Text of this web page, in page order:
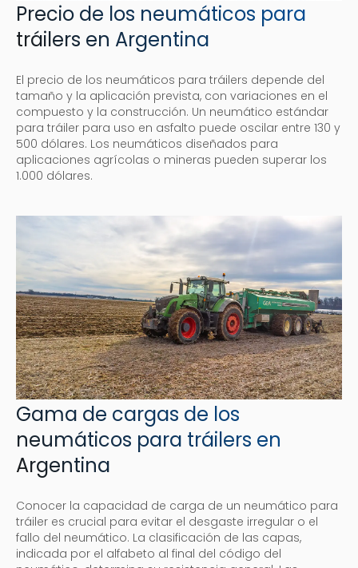
Precio de los neumáticos para
tráilers en Argentina
El precio de los neumáticos para tráilers depende del
tamaño y la aplicación prevista, con variaciones en el
compuesto y la construcción. Un neumático estándar
para tráiler para uso en asfalto puede oscilar entre 130 y
500 dólares. Los neumáticos diseñados para
aplicaciones agrícolas o mineras pueden superar los
1.000 dólares.
Gama de cargas de los
neumáticos para tráilers en
Argentina
Conocer la capacidad de carga de un neumático para
tráiler es crucial para evitar el desgaste irregular o el
fallo del neumático. La clasificación de las capas,
indicada por el alfabeto al final del código del